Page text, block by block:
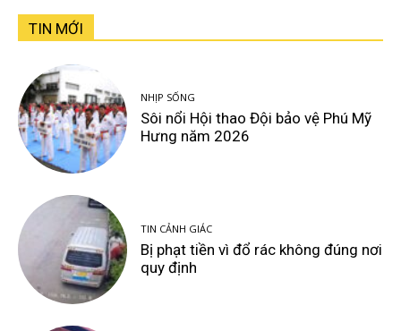
TIN MỚI
NHỊP SỐNG
Sôi nổi Hội thao Đội bảo vệ Phú Mỹ
Hưng năm 2026
TIN CẢNH GIÁC
Bị phạt tiền vì đổ rác không đúng nơi
quy định